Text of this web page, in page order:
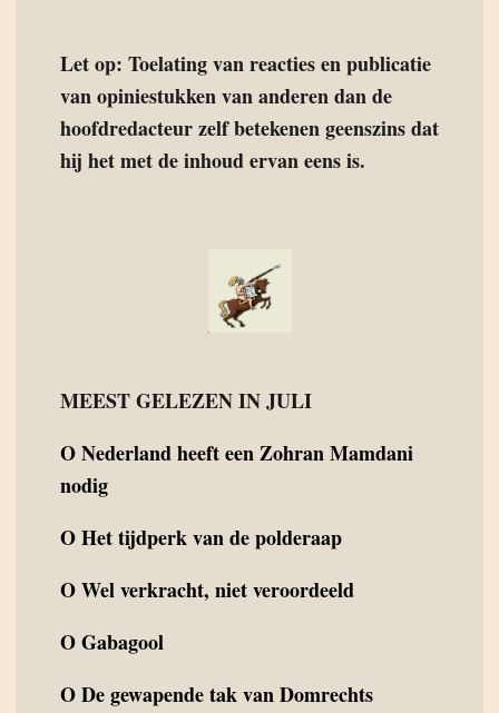
Let op: Toelating van reacties en publicatie
van opiniestukken van anderen dan de
hoofdredacteur zelf betekenen geenszins dat
hij het met de inhoud ervan eens is.
MEEST GELEZEN IN JULI
ONederland heeft een Zohran Mamdani
nodig
OHet tijdperk van de polderaap
OWel verkracht, niet veroordeeld
OGabagool
ODe gewapende tak van Domrechts